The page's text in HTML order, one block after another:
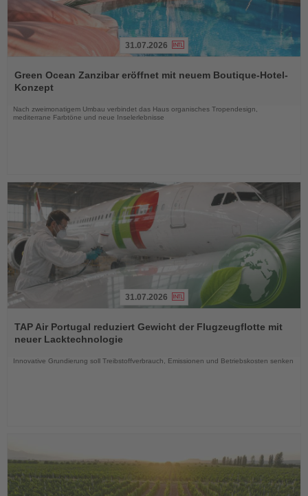
Sie
die
Nachrichten
31.07.2026
Green Ocean Zanzibar eröffnet mit neuem Boutique-Hotel-
Konzept
Nach zweimonatigem Umbau verbindet das Haus organisches Tropendesign,
mediterrane Farbtöne und neue Inselerlebnisse
Sie
die
31.07.2026
TAP Air Portugal reduziert Gewicht der Flugzeugflotte mit
neuer Lacktechnologie
Innovative Grundierung soll Treibstoffverbrauch, Emissionen und Betriebskosten senken